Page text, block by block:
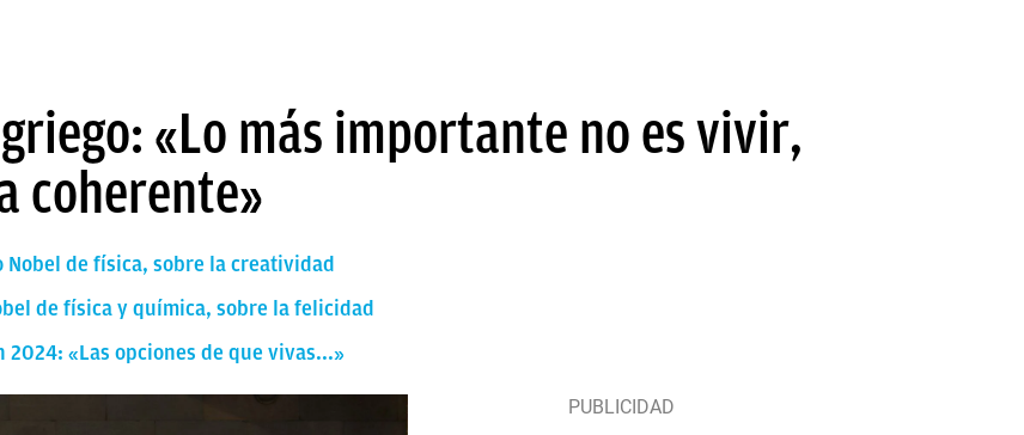
«Lo más importante no es vivir,
coherente»
de física, sobre la creatividad
de física y química, sobre la felicidad
2024: «Las opciones de que vivas...»